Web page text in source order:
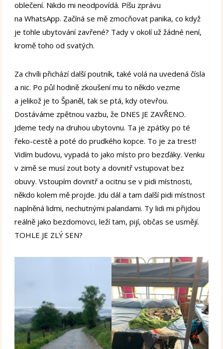
oblečení. Nikdo mi neodpovídá. Píšu zprávu
na WhatsApp. Začíná se mě zmocňovat panika, co když
je tohle ubytování zavřené? Tady v okolí už žádné není,
kromě toho od svatých.
Za chvíli přichází další poutník, také volá na uvedená čísla
a nic. Po půl hodině zkoušení mu to někdo vezme
a jelikož je to Španěl, tak se ptá, kdy otevřou.
Dostáváme zpětnou vazbu, že DNES JE ZAVŘENO.
Jdeme tedy na druhou ubytovnu. Ta je zpátky po té
řeko-cestě a poté do prudkého kopce. To je za trest!
Vidím budovu, vypadá to jako místo pro bezďáky. Venku
v zimě se musí zout boty a dovnitř vstupovat bez
obuvy. Vstoupím dovnitř a ocitnu se v pidi místnosti,
někdo kolem mě projde. Jdu dál a tam další pidi místnost
naplněná lidmi, nechutnými palandami. Ty lidi mi přijdou
reálně jako bezdomovci, leží tam, pijí, občas se usmějí.
TOHLE JE ZLÝ SEN?